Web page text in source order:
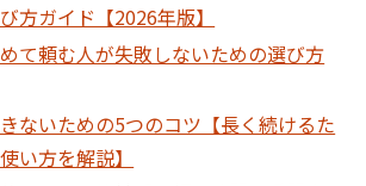
方ガイド【2026年版】
て頼む人が失敗しないための選び方
ないための5つのコツ【長く続けるた
い方を解説】